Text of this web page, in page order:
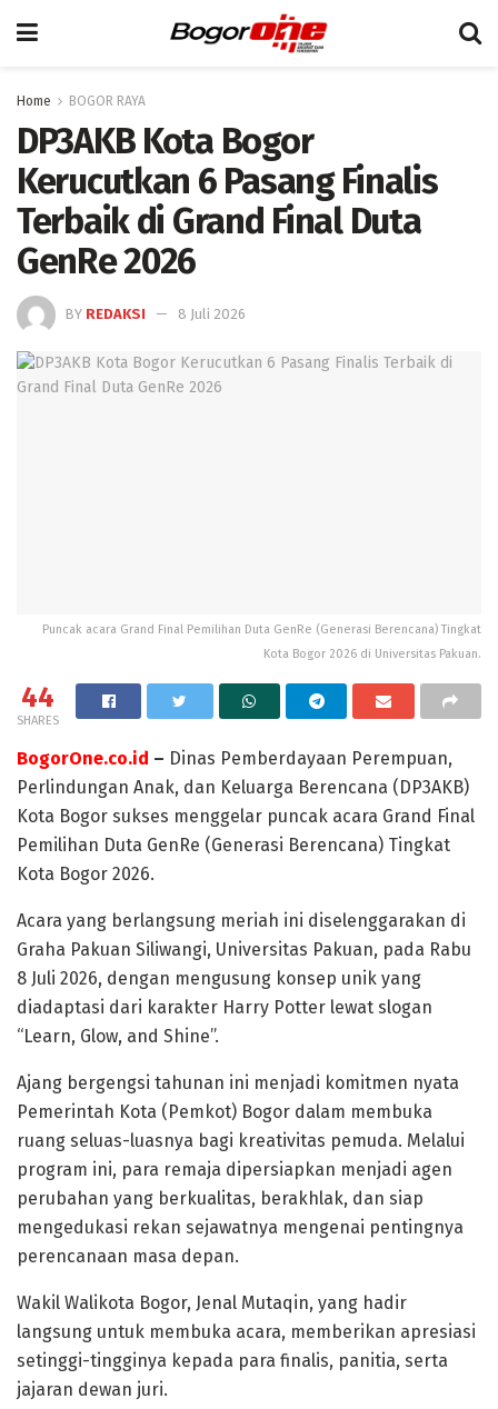
Home BOGOR RAYA
DP3AKB Kota Bogor
Kerucutkan 6 Pasang Finalis
Terbaik di Grand Final Duta
GenRe 2026
BY REDAKSI 8 Juli 2026
Puncak acara Grand Final Pemilihan Duta GenRe (Generasi Berencana) Tingkat
Kota Bogor 2026 di Universitas Pakuan.
44
SHARES
BogorOne.co.id – Dinas Pemberdayaan Perempuan,
Perlindungan Anak, dan Keluarga Berencana (DP3AKB)
Kota Bogor sukses menggelar puncak acara Grand Final
Pemilihan Duta GenRe (Generasi Berencana) Tingkat
Kota Bogor 2026.
Acara yang berlangsung meriah ini diselenggarakan di
Graha Pakuan Siliwangi, Universitas Pakuan, pada Rabu
8 Juli 2026, dengan mengusung konsep unik yang
diadaptasi dari karakter Harry Potter lewat slogan
“Learn, Glow, and Shine”.
​Ajang bergengsi tahunan ini menjadi komitmen nyata
Pemerintah Kota (Pemkot) Bogor dalam membuka
ruang seluas-luasnya bagi kreativitas pemuda. Melalui
program ini, para remaja dipersiapkan menjadi agen
perubahan yang berkualitas, berakhlak, dan siap
mengedukasi rekan sejawatnya mengenai pentingnya
perencanaan masa depan.
​Wakil Walikota Bogor, Jenal Mutaqin, yang hadir
langsung untuk membuka acara, memberikan apresiasi
setinggi-tingginya kepada para finalis, panitia, serta
jajaran dewan juri.